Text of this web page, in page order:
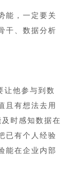
能，一定要关
干、数据分析
让他参与到数
且有想法去用
时感知数据在
已有个人经验
能在企业内部